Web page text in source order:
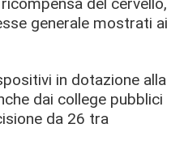
generale mostrati ai
in dotazione alla
dai college pubblici
da 26 tra